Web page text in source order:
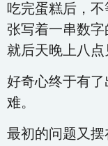
吃完蛋糕后，不
张写着一串数字
就后天晚上八点
好奇心终于有
难。
最初的问题又